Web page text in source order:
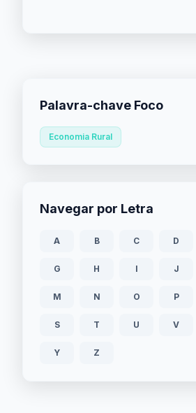
Palavra-chave Foco
Economia Rural
Navegar por Letra
A B C D
G H I J
M N O P
S T U V
Y Z